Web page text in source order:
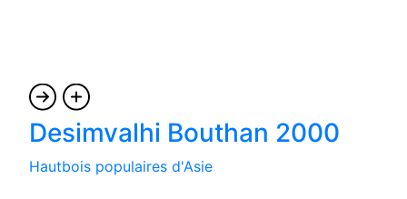
Desimvalhi Bouthan 2000
Hautbois populaires d'Asie